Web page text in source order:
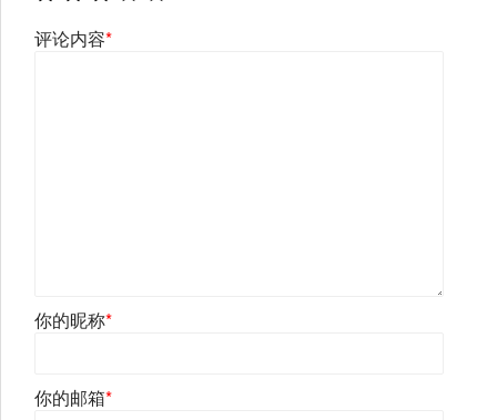
评论内容*
你的昵称*
你的邮箱*